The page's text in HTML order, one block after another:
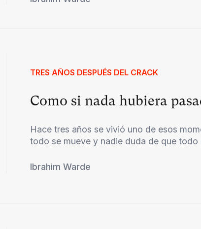
TRES AÑOS DESPUÉS DEL CRACK
Como si nada hubiera
Hace tres años se vivió uno de esos
todo se mueve y nadie duda de que todo
Ibrahim Warde